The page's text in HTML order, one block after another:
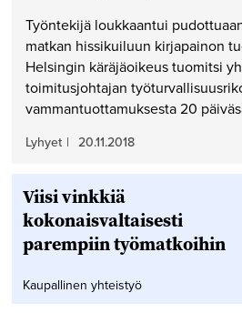
Työntekijä loukkaantui
matkan hissikuiluun kirjapainon
Helsingin käräjäoikeus tuomitsi
toimitusjohtajan
vammantuottamuksesta 20
Lyhyet | 20.11.2018
Viisi vinkkiä
kokonaisvaltaisesti
parempiin työmatkoihin
Kaupallinen yhteistyö